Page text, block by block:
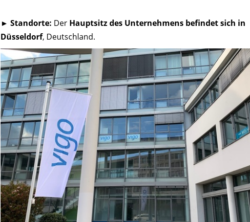
► Standorte: Der Hauptsitz des Unternehmens befindet sich in
Düsseldorf, Deutschland.